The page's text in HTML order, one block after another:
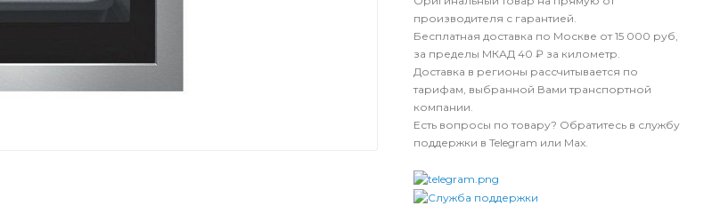
производителя с гарантией.
Бесплатная доставка по Москве от 15 000 руб,
за пределы МКАД 40 ₽ за километр.
Доставка в регионы рассчитывается по
тарифам, выбранной Вами транспортной
компании.
Есть вопросы по товару? Обратитесь в службу
поддержки в Telegram или Max.